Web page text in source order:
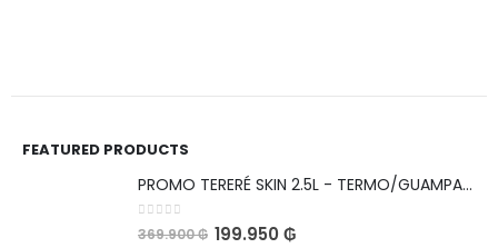
FEATURED PRODUCTS
PROMO TERERÉ SKIN 2.5L - TERMO/GUAMPA/BOMBILLA
0out of 5
369.900₲ 199.950 ₲